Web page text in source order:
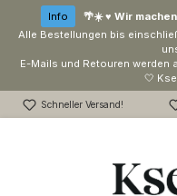
Zum Hauptinhalt springen
Info
🌴☀️ ♥ Wir
Alle Bestellungen bis
E-Mails und Retouren werden
🤍
Schneller Versand!